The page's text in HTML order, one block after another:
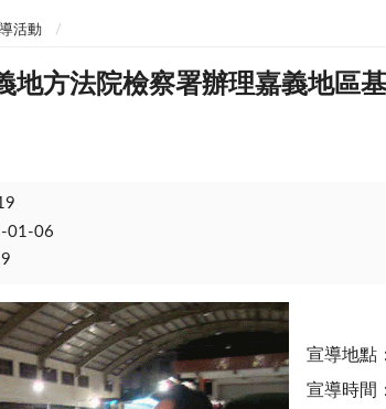
活動
地方法院檢察署辦理嘉義地區
01-06
宣導地點
宣導時間